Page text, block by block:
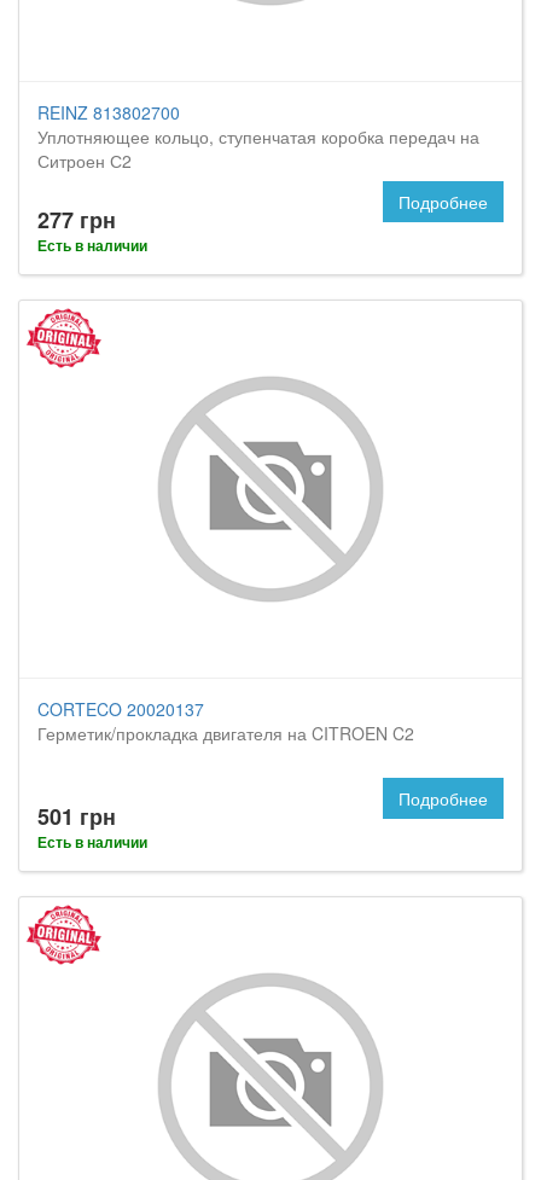
REINZ 813802700
Уплотняющее кольцо, ступенчатая коробка передач на
Ситроен С2
277 грн
Есть в наличии
Подробнее
CORTECO 20020137
Герметик/прокладка двигателя на CITROEN C2
501 грн
Есть в наличии
Подробнее